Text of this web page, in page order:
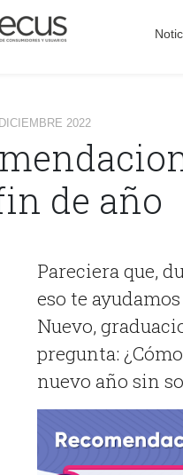
2022
de año
Pareciera que,
eso te
Nuevo,
pregunta:
nuevo año sin